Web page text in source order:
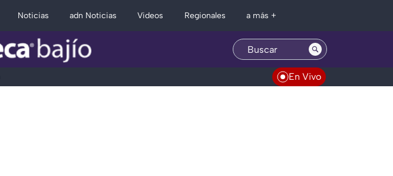
Noticias adn Noticias Videos Regionales a más +
En Vivo